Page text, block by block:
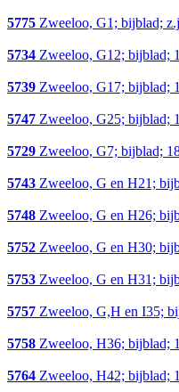
5775 Zweeloo, G1; bijblad;
5734 Zweeloo, G12; bijblad;
5739 Zweeloo, G17; bijblad;
5747 Zweeloo, G25; bijblad;
5729 Zweeloo, G7; bijblad;
5743 Zweeloo, G en H21;
5748 Zweeloo, G en H26;
5752 Zweeloo, G en H30;
5753 Zweeloo, G en H31;
5757 Zweeloo, G,H en I35;
5758 Zweeloo, H36; bijblad;
5764 Zweeloo, H42; bijblad;